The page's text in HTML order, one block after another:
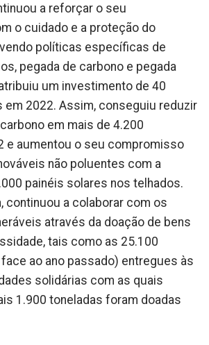
a reforçar o seu
o cuidado e a proteção do
políticas específicas de
pegada de carbono e pegada
um investimento de 40
em 2022. Assim, conseguiu reduzir
em mais de 4.200
e aumentou o seu compromisso
não poluentes com a
painéis solares nos telhados.
continuou a colaborar com os
através da doação de bens
tais como as 25.100
ao ano passado) entregues às
solidárias com as quais
1.900 toneladas foram doadas